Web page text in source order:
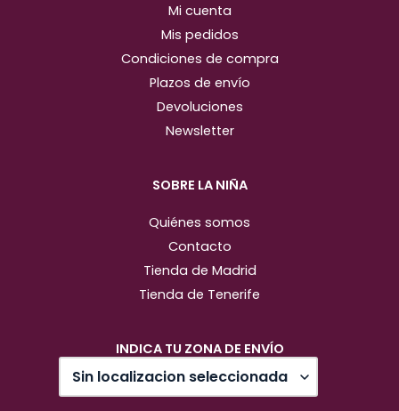
Mi cuenta
Mis pedidos
Condiciones de compra
Plazos de envío
Devoluciones
Newsletter
SOBRE LA NIÑA
Quiénes somos
Contacto
Tienda de Madrid
Tienda de Tenerife
INDICA TU ZONA DE ENVÍO